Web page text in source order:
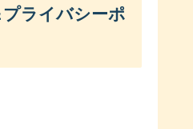
ライバシーポ